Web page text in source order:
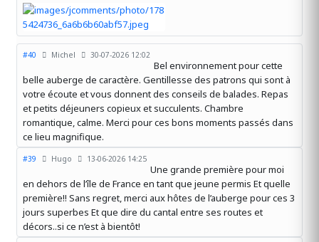
#40 Michel 30-07-2026 12:02
Bel environnement pour cette
belle auberge de caractère. Gentillesse des patrons qui sont à
votre écoute et vous donnent des conseils de balades. Repas
et petits déjeuners copieux et succulents. Chambre
romantique, calme. Merci pour ces bons moments passés dans
ce lieu magnifique.
#39 Hugo 13-06-2026 14:25
Une grande première pour moi
en dehors de l’île de France en tant que jeune permis Et quelle
première!! Sans regret, merci aux hôtes de l’auberge pour ces 3
jours superbes Et que dire du cantal entre ses routes et
décors..si ce n’est à bientôt!